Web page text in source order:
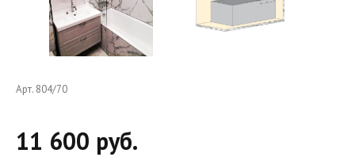
Арт. 804/70
11 600 руб.